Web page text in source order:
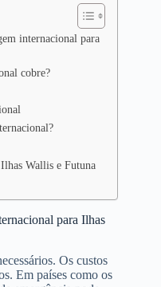
internacional para
cobre?
Wallis e Futuna
para Ilhas
Os custos
Em países como os